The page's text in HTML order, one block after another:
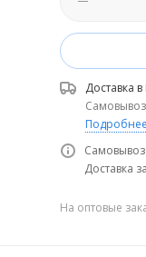
Доставка в
Самовывоз
Подробнее
Самовывоз
Доставка
На оптовые